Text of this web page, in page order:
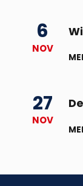
6
NOV
27
NOV